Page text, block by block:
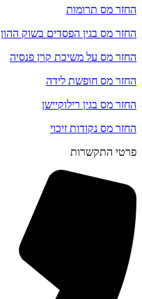
החזר מס תרומות
החזר מס בגין הפסדים בשוק ההון
החזר מס על משיכת קרן פנסיה
החזר מס חופשת לידה
החזר מס בגין רילוקיישן
החזר מס נקודות זיכוי
פרטי התקשרות